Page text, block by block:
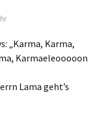
„Karma, Karma,
Karmaeleooooon
Lama geht’s